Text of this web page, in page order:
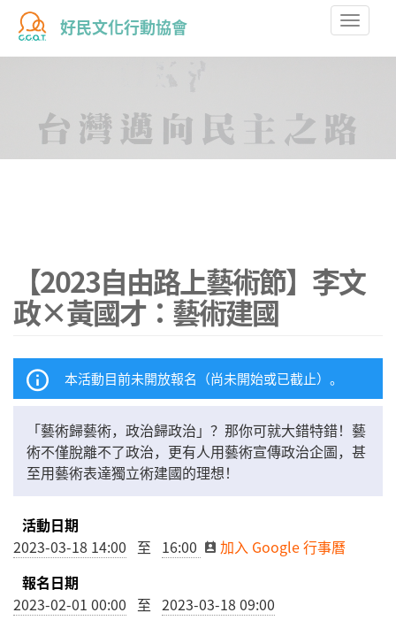
好民文化行動協會
Toggle
【2023自由路上藝術節】李文
政×黃國才：藝術建國
本活動目前未開放報名（尚未開始或已截止）。
「藝術歸藝術，政治歸政治」？那你可就大錯特錯！藝
術不僅脫離不了政治，更有人用藝術宣傳政治企圖，甚
至用藝術表達獨立術建國的理想！
活動日期
2023-03-18 14:00 至 16:00
加入 Google 行事曆
報名日期
2023-02-01 00:00 至 2023-03-18 09:00